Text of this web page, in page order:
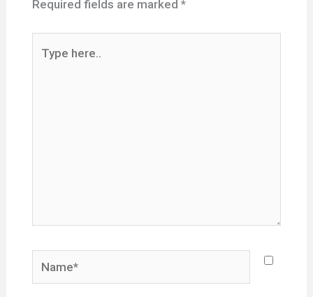
Required fields are marked *
Name*